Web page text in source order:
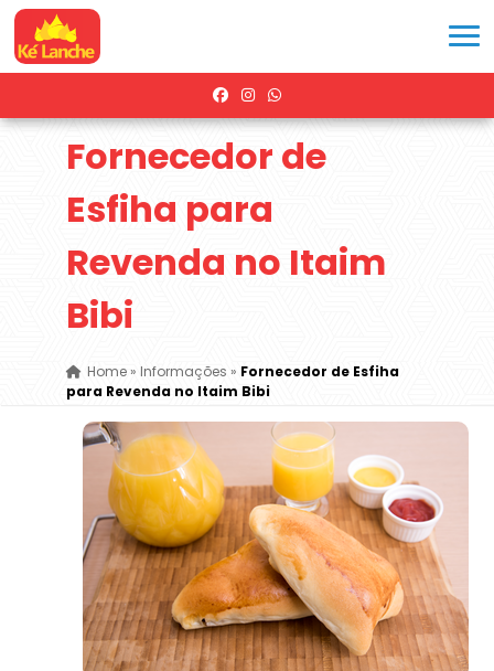
Fornecedor de
Esfiha para
Revenda no Itaim
Bibi
Home» Informações » Fornecedor de Esfiha
para Revenda no Itaim Bibi